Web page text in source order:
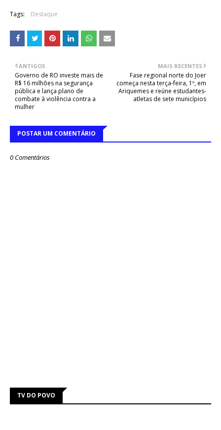
Tags: Destaque
MAIS RECENTES
Fase regional norte do Joer
começa nesta terça-feira, 1º, em
Ariquemes e reúne estudantes-
atletas de sete municípios
ANTIGOS
Governo de RO investe mais de
R$ 16 milhões na segurança
pública e lança plano de
combate à violência contra a
mulher
POSTAR UM COMENTÁRIO
0 Comentários
TV DO POVO